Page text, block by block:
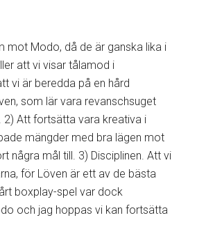
mot Modo, då de är ganska lika i
att vi visar tålamod i
vi är beredda på en hård
som lär vara revanschsuget
2) Att fortsätta vara kreativa i
mängder med bra lägen mot
några mål till. 3) Disciplinen. Att vi
för Löven är ett av de bästa
boxplay-spel var dock
och jag hoppas vi kan fortsätta